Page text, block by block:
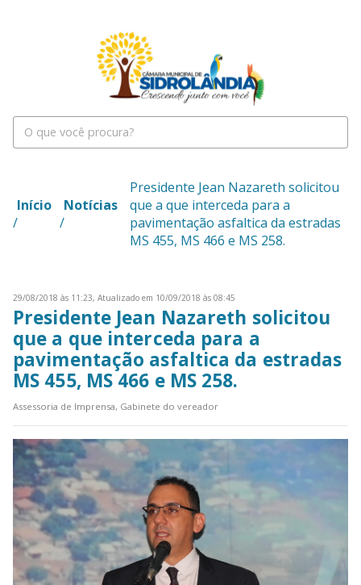
Início
/
Notícias
/
Presidente Jean Nazareth solicitou
que a que interceda para a
pavimentação asfaltica da estradas
MS 455, MS 466 e MS 258.
29/08/2018 às 11:23, Atualizado em 10/09/2018 às 08:45
Presidente Jean Nazareth solicitou
que a que interceda para a
pavimentação asfaltica da estradas
MS 455, MS 466 e MS 258.
Assessoria de Imprensa, Gabinete do vereador